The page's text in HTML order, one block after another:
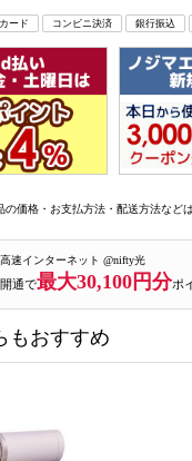
ード コンビニ決済 銀行振込
の価格・お支払方法・配送方法など
高速インターネット @nifty光
開通で最大30,100円分ポ
もおすすめ